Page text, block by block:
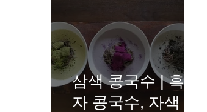
삼색 콩국수 | 흑임
자 콩국수, 자색 고